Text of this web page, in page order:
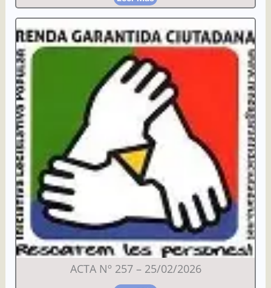
ACTA Nº 257 – 25/02/2026